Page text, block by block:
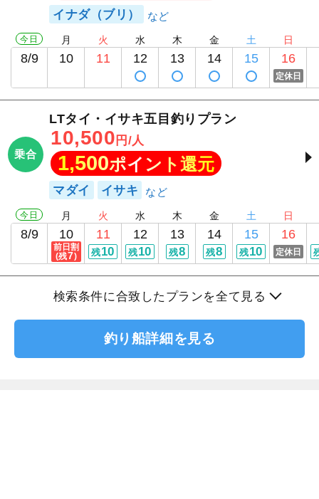
イナダ（ブリ）
今日
8/9
月
10
火
11
水
12
木
13
金
14
土
15
日
16
定休日
乗合
LTタイ・イサキ五目釣りプラン
10,500 円/人
1,500ポイント還元
マダイ イサキ
今日
8/9
月
10
前日割
(残7)
火
11
残10
水
12
残10
木
13
残8
金
14
残8
土
15
残10
日
16
定休日
検索条件に合致したプランを全て見る
釣り船詳細を見る